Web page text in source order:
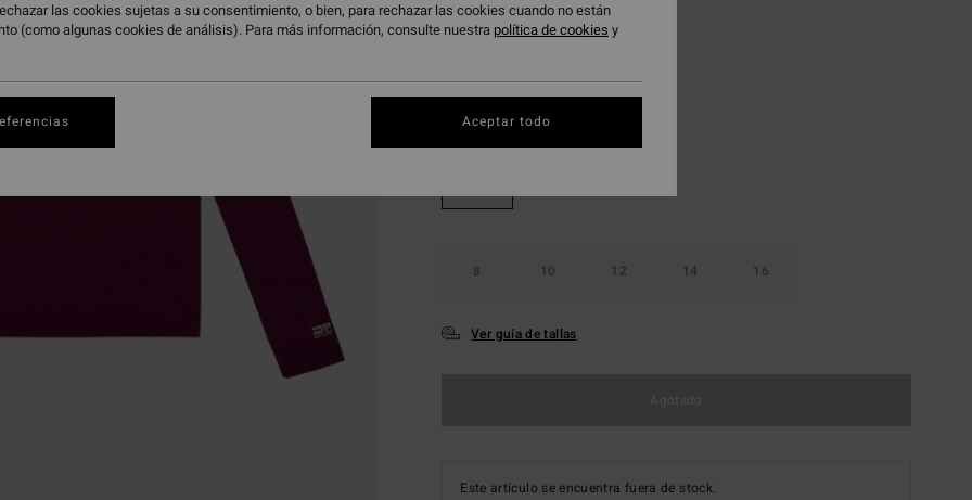
DOBLE PROMO -25%
ColorBerry Bliss
8 10 12 14 16
Ver guía de tallas
Este artículo se encuentra fuera de stock.
las cookies sujetas a su consentimiento, o bien, para rechazar las cookies cuando no están
(como algunas cookies de análisis). Para más información, consulte nuestra política de cookies y
Aceptar todo